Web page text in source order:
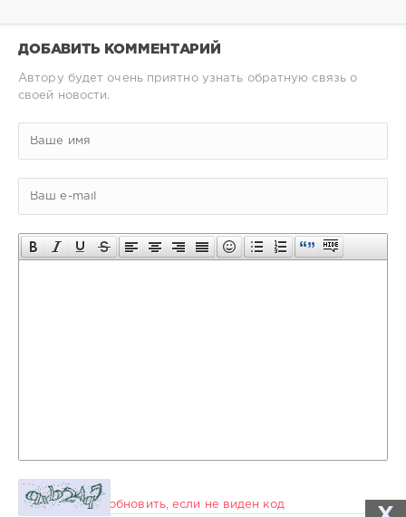
ДОБАВИТЬ КОММЕНТАРИЙ
Автору будет очень приятно узнать обратную связь о
своей новости.
обновить, если не виден код